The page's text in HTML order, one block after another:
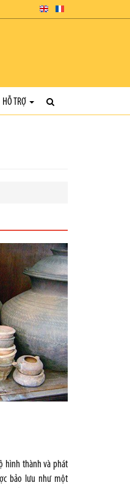
HỖ TRỢ
hình thành và phát
bảo lưu như một